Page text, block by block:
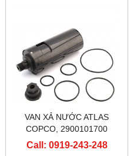
VAN XẢ NƯỚC ATLAS
COPCO, 2900101700
Call: 0919-243-248